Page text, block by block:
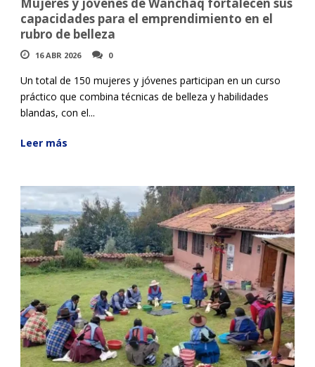
Mujeres y jóvenes de Wanchaq fortalecen sus
capacidades para el emprendimiento en el
rubro de belleza
16 ABR 2026 0
Un total de 150 mujeres y jóvenes participan en un curso
práctico que combina técnicas de belleza y habilidades
blandas, con el...
Leer más